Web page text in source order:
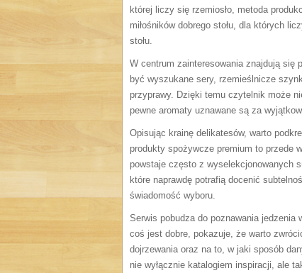
której liczy się rzemiosło, metoda
miłośników dobrego stołu, dla których
stołu.
W centrum zainteresowania znajdują
być wyszukane sery, rzemieślnicze
przyprawy. Dzięki temu czytelnik może
pewne aromaty uznawane są za
Opisując krainę delikatesów, warto
produkty spożywcze premium to przede
powstaje często z wyselekcjonowanych
które naprawdę potrafią docenić
świadomość wyboru.
Serwis pobudza do poznawania jedzenia
coś jest dobre, pokazuje, że warto
dojrzewania oraz na to, w jaki sposób
nie wyłącznie katalogiem inspiracji, ale